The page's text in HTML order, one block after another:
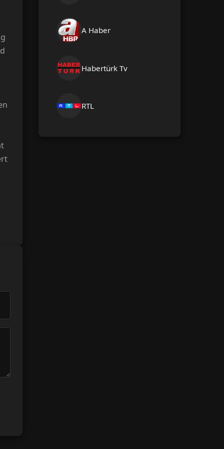
A Haber
Habertürk Tv
RTL